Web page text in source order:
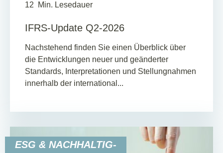
12 Min. Lesedauer
IFRS-Update Q2-2026
Nachstehend finden Sie einen Überblick über
die Entwicklungen neuer und geänderter
Standards, Interpretationen und Stellungnahmen
innerhalb der international...
ESG & NACHHALTIG-